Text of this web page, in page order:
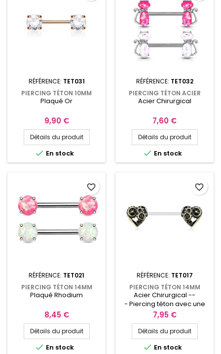
RÉFÉRENCE: TET031
PIERCING TÉTON 10MM
PLAQUÉ OR ROSE AVEC
Plaqué Or
Prix
9,90 €
Détails du produit
 En stock
RÉFÉRENCE: TET032
PIERCING TÉTON ACIER
CHIRURGICAL OPALINES DE
CHAT
Acier Chirurgical
Prix
7,60 €
Détails du produit
 En stock
RÉFÉRENCE: TET021
PIERCING TÉTON 14MM
PLAQUÉ RHODIUM, OPALINES
BLANCHES
Plaqué Rhodium
Prix
8,45 €
Détails du produit
 En stock
favorite_border
RÉFÉRENCE: TET017
PIERCING TÉTON 14MM
AVEC COEURS STYLE
STEAMPUNK
Acier Chirurgical --
- Piercing téton avec une
barre de 14mm, épaisseur
de tige 1,6mm en acier
chirurgical avec deux
coeurs steampunk
argenté ou doré antique.
Prix
7,95 €
Détails du produit
 En stock
favorite_border